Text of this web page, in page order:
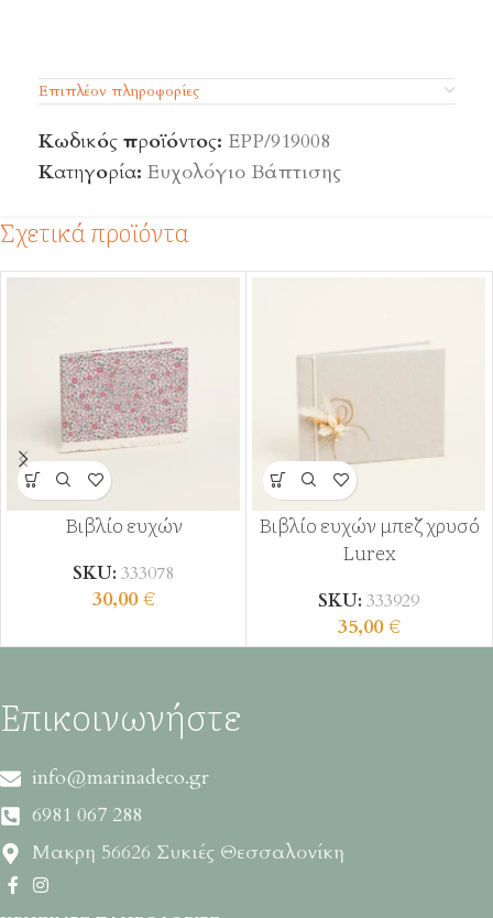
Επιπλέον πληροφορίες
Κωδικός προϊόντος: EPP/919008
Κατηγορία: Ευχολόγιο Βάπτισης
Σχετικά προϊόντα
Βιβλίο ευχών
SKU: 333078
30,00€
Βιβλίο ευχών μπεζ χρυσό
Lurex
SKU: 333929
35,00€
Επικοινωνήστε
info@marinadeco.gr
6981 067 288
Μακρη 56626 Συκιές Θεσσαλονίκη